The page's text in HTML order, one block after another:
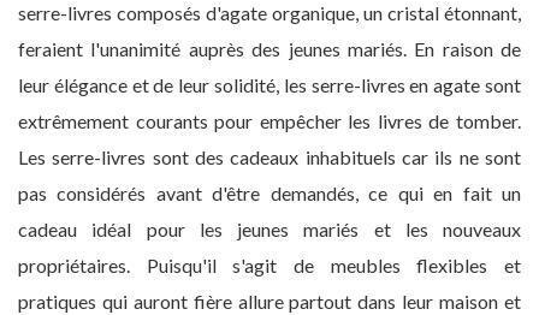
serre-livres composés d'agate organique, un cristal étonnant,
feraient l'unanimité auprès des jeunes mariés. En raison de
leur élégance et de leur solidité, les serre-livres en agate sont
extrêmement courants pour empêcher les livres de tomber.
Les serre-livres sont des cadeaux inhabituels car ils ne sont
pas considérés avant d'être demandés, ce qui en fait un
cadeau idéal pour les jeunes mariés et les nouveaux
propriétaires. Puisqu'il s'agit de meubles flexibles et
pratiques qui auront fière allure partout dans leur maison et